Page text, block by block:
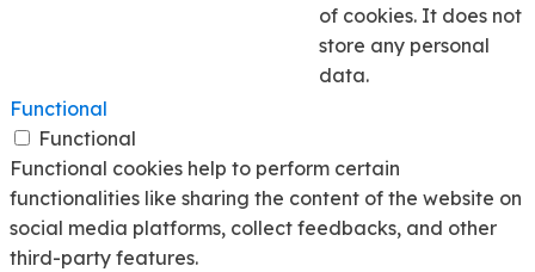
of cookies. It does not
store any personal
data.
Functional
Functional
Functional cookies help to perform certain
functionalities like sharing the content of the website on
social media platforms, collect feedbacks, and other
third-party features.